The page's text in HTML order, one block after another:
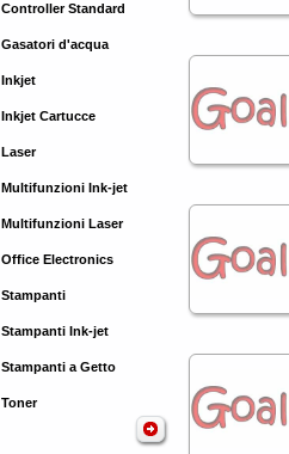
Controller Standard
Gasatori d'acqua
Inkjet
Inkjet Cartucce
Laser
Multifunzioni Ink-jet
Multifunzioni Laser
Office Electronics
Stampanti
Stampanti Ink-jet
Stampanti a Getto
Toner